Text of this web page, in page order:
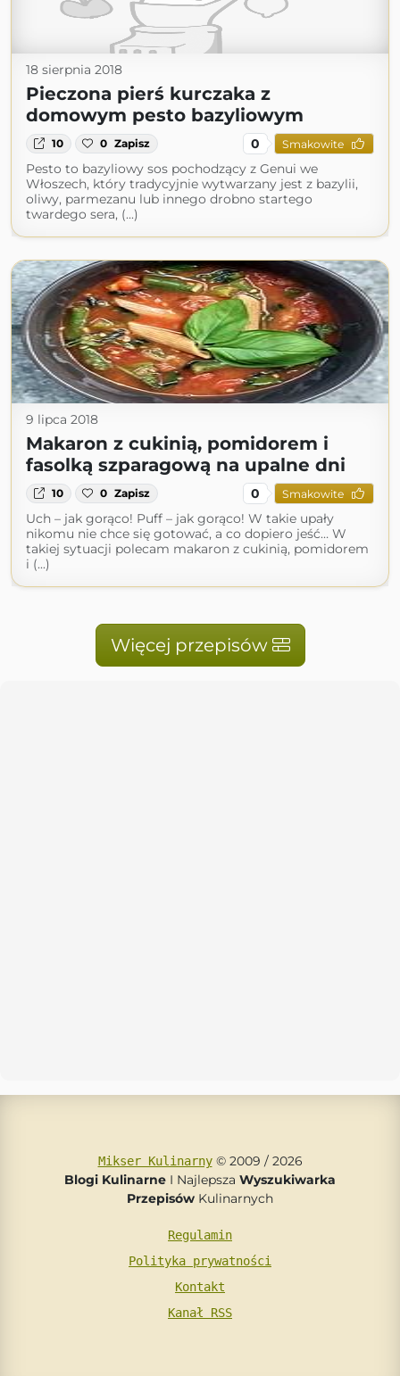
18 sierpnia 2018
Pieczona pierś kurczaka z
domowym pesto bazyliowym
10 0 Zapisz 0 Smakowite
Pesto to bazyliowy sos pochodzący z Genui we
Włoszech, który tradycyjnie wytwarzany jest z bazylii,
oliwy, parmezanu lub innego drobno startego
twardego sera, (...)
9 lipca 2018
Makaron z cukinią, pomidorem i
fasolką szparagową na upalne dni
10 0 Zapisz 0 Smakowite
Uch – jak gorąco! Puff – jak gorąco! W takie upały
nikomu nie chce się gotować, a co dopiero jeść… W
takiej sytuacji polecam makaron z cukinią, pomidorem
i (...)
Więcej przepisów
Mikser Kulinarny© 2009 / 2026
Blogi Kulinarne I Najlepsza Wyszukiwarka
Przepisów Kulinarnych
Regulamin
Polityka prywatności
Kontakt
Kanał RSS